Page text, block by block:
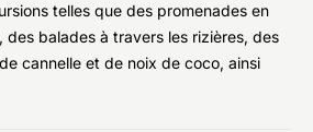
telles que des promenades en
des balades à travers les rizières, des
cannelle et de noix de coco, ainsi